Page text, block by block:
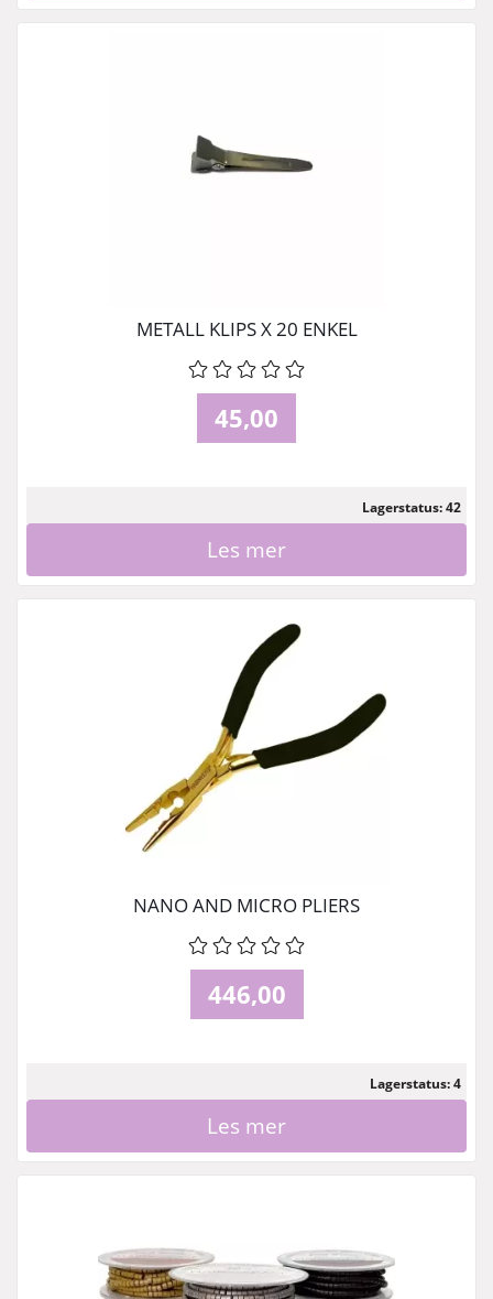
METALL KLIPS X 20 ENKEL
45,00
Lagerstatus: 42
Les mer
NANO AND MICRO PLIERS
446,00
Lagerstatus: 4
Les mer